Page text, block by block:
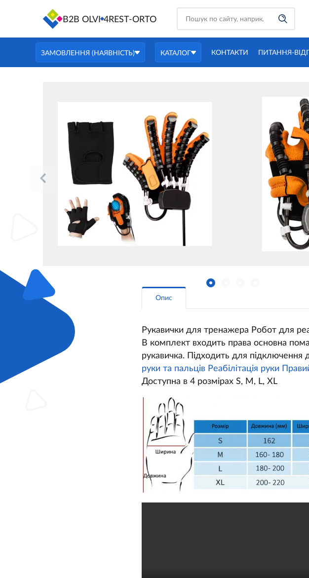
B2B OLVI 4REST-ORTO
ЗАМОВЛЕННЯ (НАЯВНІСТЬ) КАТАЛОГ КОНТАКТИ ПИТАННЯ-
Опис
Рукавички для тренажера Робот для
В комплект входить права основна
рукавичка. Підходить для підключення
руки та пальців Реабілітація руки
Доступна в 4 розмірах S, M, L, XL